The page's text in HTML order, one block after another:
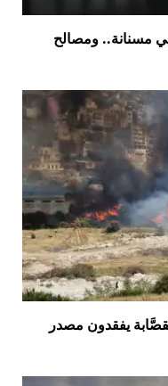
مسنانة.. ومصالح
يفقدون مصدر